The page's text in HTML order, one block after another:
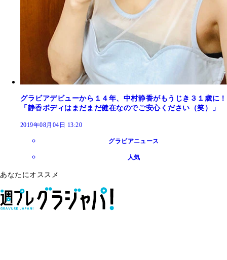
グラビアデビューから１４年、中村静香がもうじき３１歳に！
「静香ボディはまだまだ健在なのでご安心ください（笑）」
2019年08月04日 13:20
グラビアニュース
人気
あなたにオススメ